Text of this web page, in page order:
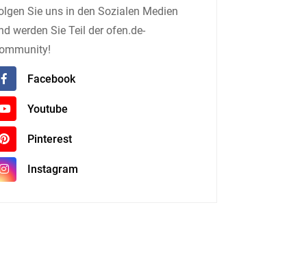
Sie uns in den Sozialen Medien
werden Sie Teil der ofen.de-
Facebook
Youtube
Pinterest
Instagram